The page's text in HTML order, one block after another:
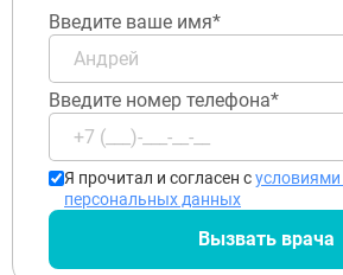
Введите ваше имя*
Введите номер телефона*
Я прочитал и согласен с
персональных данных
Вызвать врача